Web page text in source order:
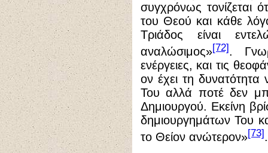
συγχρόνως τονίζεται
του Θεού και κάθε
Τριάδος είναι
αναλώσιμος»[72] .
ενέργειες, και τις
ον έχει τη δυνατότητα
Του αλλά ποτέ δεν
Δημιουργού. Εκείνη
δημιουργημάτων Του
το Θείον ανώτερον»[73] .